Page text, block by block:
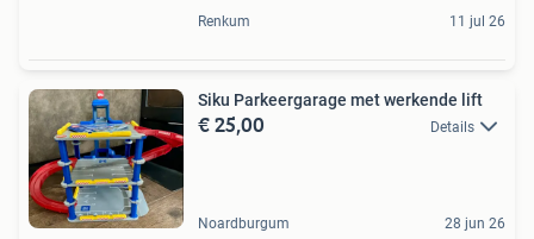
Renkum 11 jul 26
Siku Parkeergarage met werkende lift
€ 25,00 Details
Noardburgum 28 jun 26